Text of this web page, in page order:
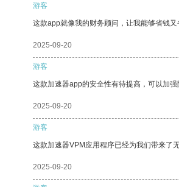
游客
这款app就像我的财务顾问，让我能够省钱又
2025-09-20
游客
这款加速器app的安全性有待提高，可以加
2025-09-20
游客
这款加速器VPM应用程序已经为我们带来了
2025-09-20